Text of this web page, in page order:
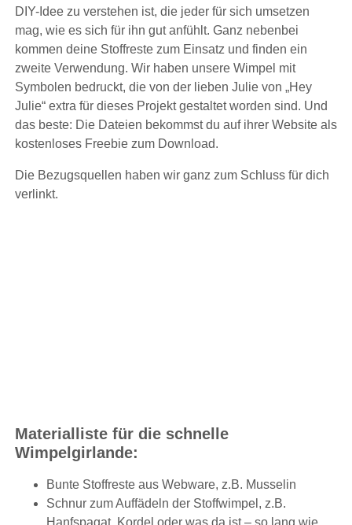
DIY-Idee zu verstehen ist, die jeder für sich umsetzen
mag, wie es sich für ihn gut anfühlt. Ganz nebenbei
kommen deine Stoffreste zum Einsatz und finden ein
zweite Verwendung. Wir haben unsere Wimpel mit
Symbolen bedruckt, die von der lieben Julie von „Hey
Julie“ extra für dieses Projekt gestaltet worden sind. Und
das beste: Die Dateien bekommst du auf ihrer Website als
kostenloses Freebie zum Download.
Die Bezugsquellen haben wir ganz zum Schluss für dich
verlinkt.
Materialliste für die schnelle
Wimpelgirlande:
Bunte Stoffreste aus Webware, z.B. Musselin
Schnur zum Auffädeln der Stoffwimpel, z.B.
Hanfspagat, Kordel oder was da ist – so lang wie